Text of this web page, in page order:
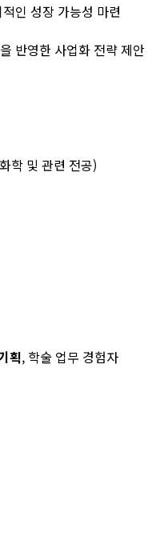
인 성장 가능성 마련
반영한 사업화 전략 제안
학 및 관련 전공)
획, 학술 업무 경험자